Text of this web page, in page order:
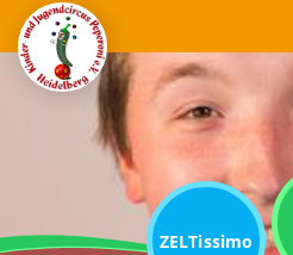
ZELTissimo